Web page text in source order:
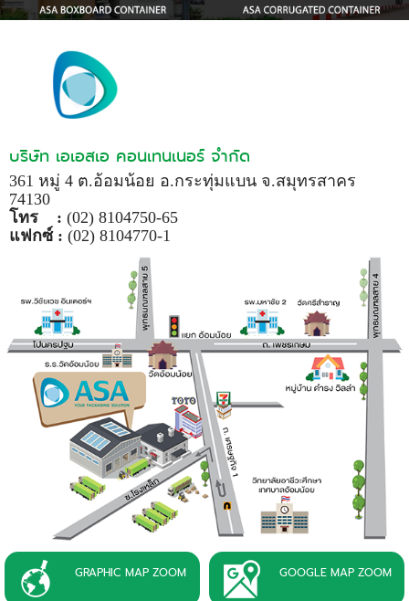
บริษัท เอเอสเอ คอนเทนเนอร์ จำกัด
361 หมู่ 4 ต.อ้อมน้อย อ.กระทุ่มแบน จ.สมุทรสาคร
74130
โทร : (02) 8104750-65
แฟกซ์ : (02) 8104770-1
GRAPHIC MAP ZOOM GOOGLE MAP ZOOM